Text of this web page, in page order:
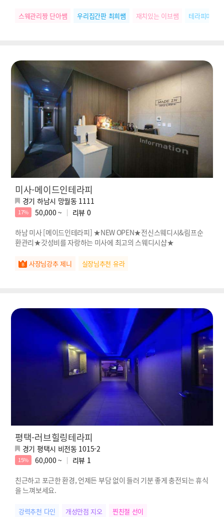
스웨관리짱 단아쌤 우리집간판 최희쌤 재치있는 이브쌤 테라피마스
미사-메이드인테라피
경기 하남시 망월동 1111
17% 50,000 ~ 리뷰 0
하남 미사 [메이드인테라피] ★NEW OPEN★전신스웨디시&림프순
환관리★갓성비를 자랑하는 미사에 최고의 스웨디시샵★
사장님강추 제니 실장님추천 유라
평택-러브힐링테라피
경기 평택시 비전동 1015-2
15% 60,000 ~ 리뷰 1
친근하고 포근한 환경, 언제든 부담 없이 들러 기분 좋게 충전되는 휴식
을 느껴보세요.
강력추천 다인 개성만점 지오 찐친절 선이